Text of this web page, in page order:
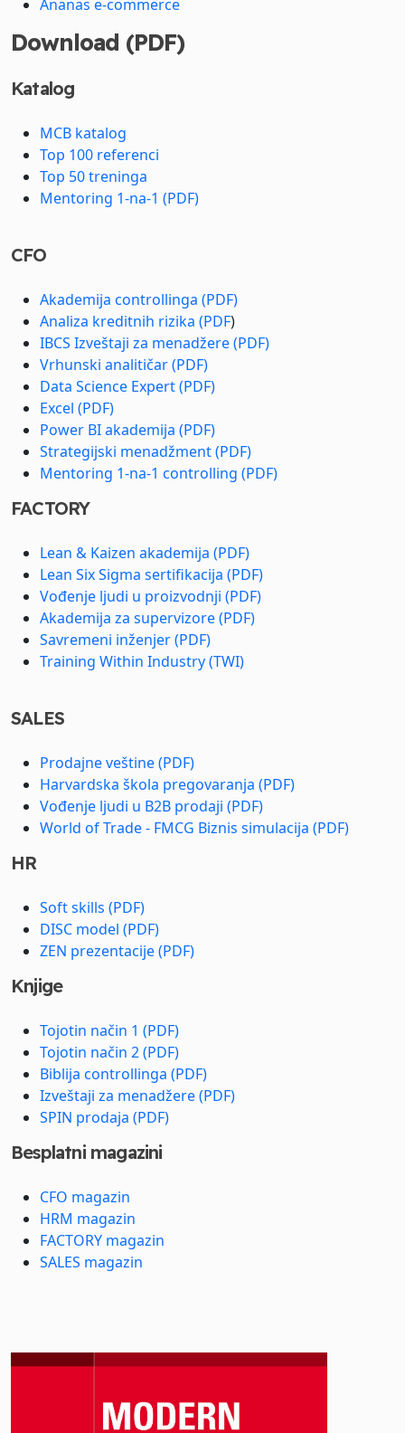
Ananas e-commerce
Download (PDF)
Katalog
MCB katalog
Top 100 referenci
Top 50 treninga
Mentoring 1-na-1 (PDF)
CFO
Akademija controllinga (PDF)
Analiza kreditnih rizika (PDF)
IBCS Izveštaji za menadžere (PDF)
Vrhunski analitičar (PDF)
Data Science Expert (PDF)
Excel (PDF)
Power BI akademija (PDF)
Strategijski menadžment (PDF)
Mentoring 1-na-1 controlling (PDF)
FACTORY
Lean & Kaizen akademija (PDF)
Lean Six Sigma sertifikacija (PDF)
Vođenje ljudi u proizvodnji (PDF)
Akademija za supervizore (PDF)
Savremeni inženjer (PDF)
Training Within Industry (TWI)
SALES
Prodajne veštine (PDF)
Harvardska škola pregovaranja (PDF)
Vođenje ljudi u B2B prodaji (PDF)
World of Trade - FMCG Biznis simulacija (PDF)
HR
Soft skills (PDF)
DISC model (PDF)
ZEN prezentacije (PDF)
Knjige
Tojotin način 1 (PDF)
Tojotin način 2 (PDF)
Biblija controllinga (PDF)
Izveštaji za menadžere (PDF)
SPIN prodaja (PDF)
Besplatni magazini
CFO magazin
HRM magazin
FACTORY magazin
SALES magazin